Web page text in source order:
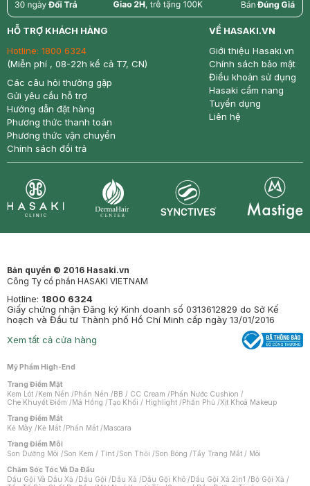
return nowfree price
HỖ TRỢ KHÁCH HÀNG
Hotline: 1800 6324
(Miễn phí , 08-22h kể cả T7, CN)
Các câu hỏi thường gặp
Gửi yêu cầu hỗ trợ
Hướng dẫn đặt hàng
Phương thức thanh toán
Phương thức vận chuyển
Chính sách đổi trả
VỀ HASAKI.VN
Giới thiệu Hasaki.vn
Chính sách bảo mật
Điều khoản sử dụng
Hasaki cẩm nang
Tuyển dụng
Liên hệ
Bản quyền © 2016 Hasaki.vn
Công Ty cổ phần HASAKI VIETNAM
Hotline: 1800 6324
Giấy chứng nhận Đăng ký Kinh doanh số 0313612829 do Sở Kế
hoạch và Đầu tư Thành phố Hồ Chí Minh cấp ngày 13/01/2016
Xem tất cả cửa hàng
Mỹ Phẩm High-End
Trang Điểm Mặt
Kem Lót /Kem Nền /Phấn Nền /BB / CC Cream /Phấn Nước Cushion /
Che Khuyết Điểm /Má Hồng /Tạo Khối / Highlight /Phấn Phủ /Xịt Khoá Makeup
Trang Điểm Mắt
Kẻ Mày /Kẻ Mắt /Phấn Mắt /Mascara
Trang Điểm Môi
Son Dưỡng Môi /Son Kem / Tint /Son Thỏi /Son Bóng /Tẩy Trang Mắt / Môi
Chăm Sóc Tóc Và Da Đầu
Dầu Gội Và Dầu Xả /Dầu Gội /Dầu Xả /Dầu Gội Khô /Dầu Gội Xả 2in1 /Bộ Gội Xả /